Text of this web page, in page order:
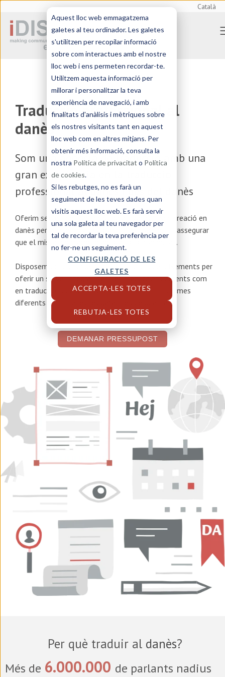
Aquest lloc web emmagatzema
galetes al teu ordinador. Les galetes
s'utilitzen per recopilar informació
sobre com interactues amb el nostre
lloc web i ens permeten recordar-te.
Utilitzem aquesta informació per
millorar i personalitzar la teva
experiència de navegació, i amb
finalitats d'anàlisis i mètriques sobre
els nostres visitants tant en aquest
lloc web com en altres mitjans. Per
obtenir més informació, consulta la
nostra Política de privacitat o Política
de cookies.
Si les rebutges, no es farà un
seguiment de les teves dades quan
visitis aquest lloc web. Es farà servir
una sola galeta al teu navegador per
tal de recordar la teva preferència per
no fer-ne un seguiment.
CONFIGURACIÓ DE LES
GALETES
ACCEPTA-LES TOTES
REBUTJA-LES TOTES
Català
Traducció professional al
danès
Som unaagència de traducció amb una
gran experiència en la traducció
professional al danès i des del danès
Oferim serveis de traducció, localització i transcreació en
danès per ajudar-te a adaptar el teu contingut i assegurar
que el missatge correcte arribi al públic adequat.
Disposem de les persones, les eines i els coneixements per
oferir un servei integral, tant en traduccions urgents com
en traduccions de gran volum, a més de 100 idiomes
diferents i amb totes les garanties de qualitat.
DEMANAR PRESSUPOST
Per què traduir al danès?
Més de 6.000.000 de parlants nadius